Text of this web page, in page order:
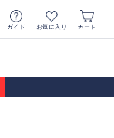
ガイド お気に入り カート